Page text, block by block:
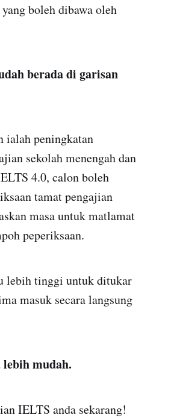
boleh dibawa oleh
berada di garisan
ialah peningkatan
sekolah menengah dan
4.0, calon boleh
tamat pengajian
masa untuk matlamat
peperiksaan.
lebih tinggi untuk ditukar
masuk secara langsung
mudah.
IELTS anda sekarang!